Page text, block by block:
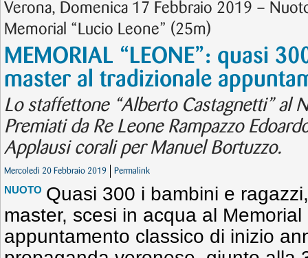
Verona, Domenica 17 Febbraio 2019 –
Memorial “Lucio Leone” (25m)
MEMORIAL “LEONE”: quasi
master al tradizionale
Lo staffettone “Alberto Castagnetti” al
Premiati da Re Leone Rampazzo
Applausi corali per Manuel Bortuzzo.
Mercoledì 20 Febbraio 2019 Permalink
NUOTO Quasi 300 i bambini e
master, scesi in acqua al Memorial
appuntamento classico di inizio